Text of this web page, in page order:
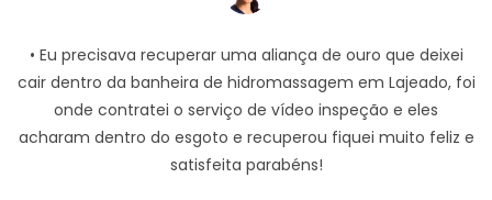
• Eu precisava recuperar uma aliança de ouro que deixei
cair dentro da banheira de hidromassagem em Lajeado, foi
onde contratei o serviço de vídeo inspeção e eles
acharam dentro do esgoto e recuperou fiquei muito feliz e
satisfeita parabéns!